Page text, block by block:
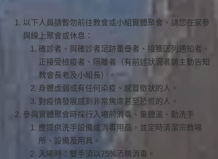
以下人員請暫勿前往教會或小組實體聚會，請您在家參
與線上聚會或休息：
確診者、與確診者足跡重疊者、接獲匡列通知者、
正接受檢疫者、隔離者（有前述狀況者請主動告知
教會長老及小組長）。
身體虛弱或有任何染疫、感冒徵狀的人。
對疫情發展感到非常焦慮甚至恐慌的人。
參與實體聚會時採行入場前消毒、量體溫、勤洗手
應提供洗手設備或消毒用品，並定時清潔宗教場
所、設備及用具。
入場時：雙手須以75%酒精消毒。